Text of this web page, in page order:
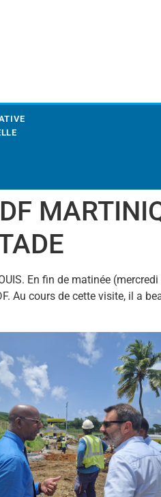
En fin de matinée
Au cours de cette visite, il a